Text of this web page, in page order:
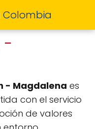
Colombia
-
- Magdalena es
con el servicio
de valores